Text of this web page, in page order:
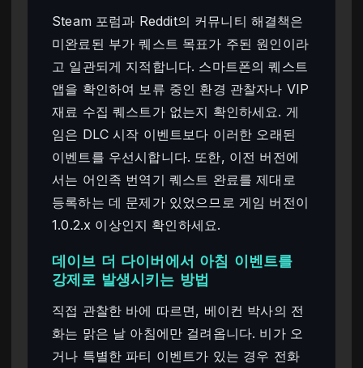
Steam 포럼과 Reddit의 커뮤니티 해결책은
미완료된 부가 퀘스트 목표가 주된 원인이라
고 일관되게 지적합니다. 스마트폰의 퀘스트
앱을 확인하여 보류 중인 환경 관찰자나 VIP
재료 수집 퀘스트가 없는지 확인하세요. 게
임은 DLC 시작 이벤트보다 이러한 오래된
이벤트를 우선시합니다. 또한, 이전 버전에
서는 어인족 번역기 퀘스트 완료를 제대로
등록하는 데 문제가 있었으므로 게임 버전이
1.0.2.x 이상인지 확인하세요.
데이브 더 다이버에서 아침 이벤트를
강제로 발생시키는 방법
직접 관찰한 바에 따르면, 베이컨 박사의 전
화는 맑은 날 아침에만 걸려옵니다. 비가 오
거나 특별한 파티 이벤트가 있는 경우 전화